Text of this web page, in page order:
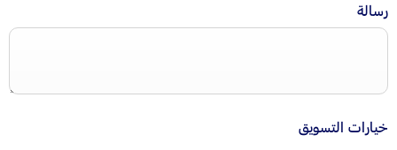
رسالة
خيارات التسويق